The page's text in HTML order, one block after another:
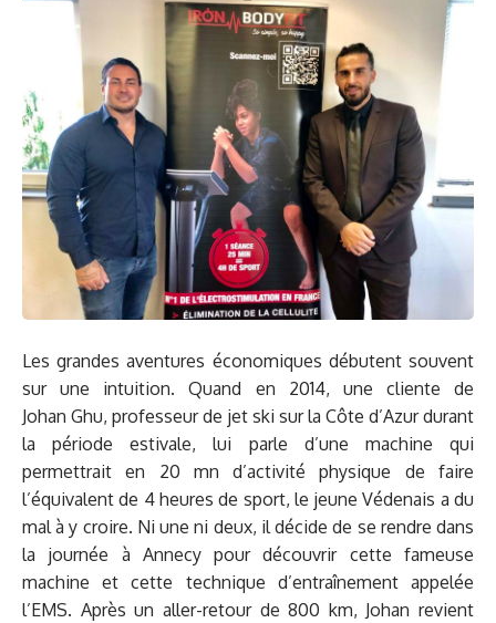
Les grandes aventures économiques débutent souvent
sur une intuition. Quand en 2014, une cliente de
Johan Ghu, professeur de jet ski sur la Côte d’Azur durant
la période estivale, lui parle d’une machine qui
permettrait en 20 mn d’activité physique de faire
l’équivalent de 4 heures de sport, le jeune Védenais a du
mal à y croire. Ni une ni deux, il décide de se rendre dans
la journée à Annecy pour découvrir cette fameuse
machine et cette technique d’entraînement appelée
l’EMS. Après un aller-retour de 800 km, Johan revient